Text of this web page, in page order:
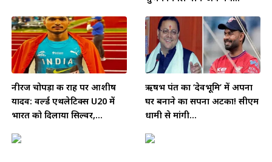
नीरज चोपड़ा की राह पर आशीष
यादव: वर्ल्ड एथलेटिक्स U20 में
भारत को दिलाया सिल्वर,...
ऋषभ पंत का ‘देवभूमि’ में अपना
घर बनाने का सपना अटका! सीएम
धामी से मांगी...